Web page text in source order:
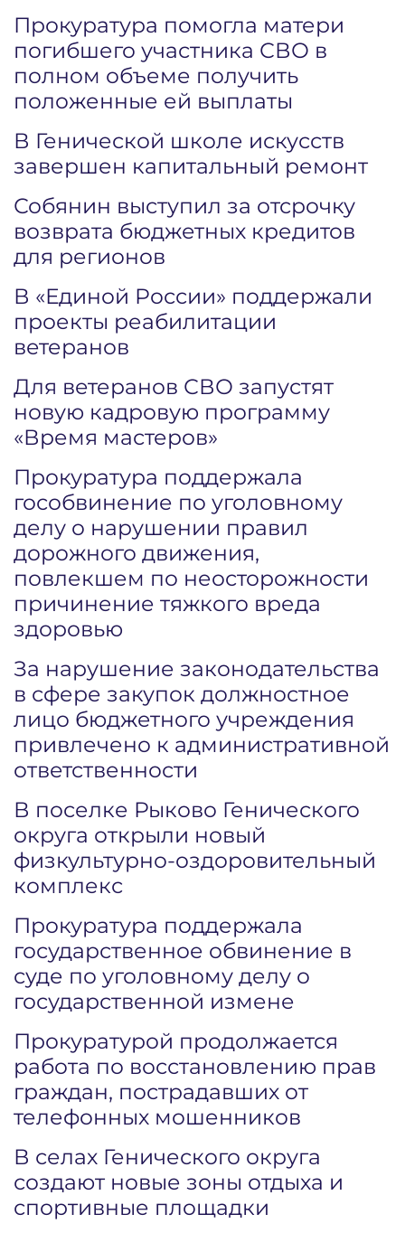
Прокуратура помогла матери
погибшего участника СВО в
полном объеме получить
положенные ей выплаты
В Генической школе искусств
завершен капитальный ремонт
Собянин выступил за отсрочку
возврата бюджетных кредитов
для регионов
В «Единой России» поддержали
проекты реабилитации
ветеранов
Для ветеранов СВО запустят
новую кадровую программу
«Время мастеров»
Прокуратура поддержала
гособвинение по уголовному
делу о нарушении правил
дорожного движения,
повлекшем по неосторожности
причинение тяжкого вреда
здоровью
За нарушение законодательства
в сфере закупок должностное
лицо бюджетного учреждения
привлечено к административной
ответственности
В поселке Рыково Генического
округа открыли новый
физкультурно-оздоровительный
комплекс
Прокуратура поддержала
государственное обвинение в
суде по уголовному делу о
государственной измене
Прокуратурой продолжается
работа по восстановлению прав
граждан, пострадавших от
телефонных мошенников
В селах Генического округа
создают новые зоны отдыха и
спортивные площадки